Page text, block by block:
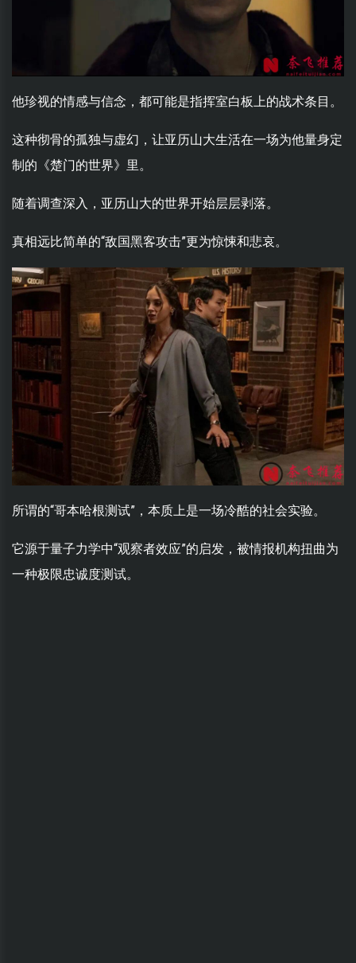
他珍视的情感与信念，都可能是指挥室白板上的战术条目。
这种彻骨的孤独与虚幻，让亚历山大生活在一场为他量身定
制的《楚门的世界》里。
随着调查深入，亚历山大的世界开始层层剥落。
真相远比简单的“敌国黑客攻击”更为惊悚和悲哀。
所谓的“哥本哈根测试”，本质上是一场冷酷的社会实验。
它源于量子力学中“观察者效应”的启发，被情报机构扭曲为
一种极限忠诚度测试。